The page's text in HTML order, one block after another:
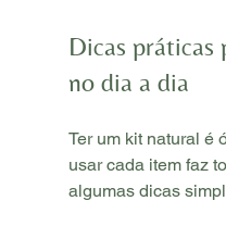
Dicas práticas
no dia a dia
Ter um kit natural é
usar cada item faz
algumas dicas